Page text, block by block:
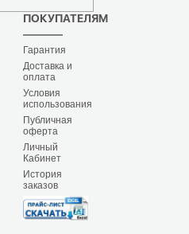
ПОКУПАТЕЛЯМ
Гарантия
Доставка и
оплата
Условия
использования
Публичная
оферта
Личный
Кабинет
История
заказов